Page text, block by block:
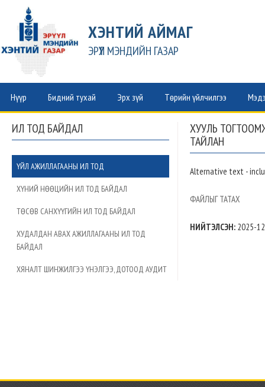
ХЭНТИЙ АЙМАГ
ЭРҮҮЛ МЭНДИЙН ГАЗАР
Нүүр Бидний тухай Эрх зүй Төрийн үйлчилгээ
ИЛ ТОД БАЙДАЛ
ҮЙЛ АЖИЛЛАГААНЫ ИЛ ТОД
ХҮНИЙ НӨӨЦИЙН ИЛ ТОД БАЙДАЛ
ТӨСӨВ САНХҮҮГИЙН ИЛ ТОД БАЙДАЛ
ХУДАЛДАН АВАХ АЖИЛЛАГААНЫ ИЛ ТОД
БАЙДАЛ
ХЯНАЛТ ШИНЖИЛГЭЭ ҮНЭЛГЭЭ, ДОТООД АУДИТ
ХУУЛЬ
ТАЙЛАН
Alternative text -
ФАЙЛЫГ ТАТАХ
НИЙТЭЛСЭН: 2025-